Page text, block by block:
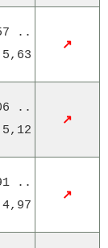
..
5,63
↗
..
5,12
↗
..
4,97
↗